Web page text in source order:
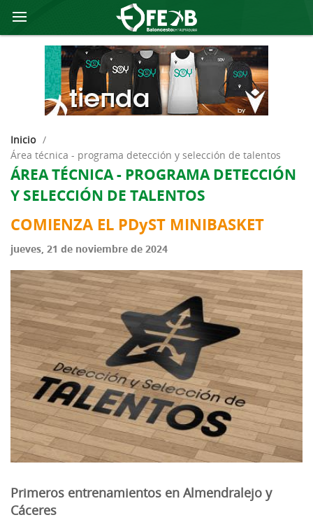
Inicio /
área técnica - programa detección y selección de talentos
ÁREA TÉCNICA - PROGRAMA DETECCIÓN
Y SELECCIÓN DE TALENTOS
COMIENZA EL PDyST MINIBASKET
jueves, 21 de noviembre de 2024
Primeros entrenamientos en Almendralejo y
Cáceres